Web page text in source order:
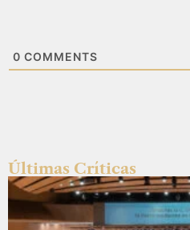
0 COMMENTS
Últimas Críticas